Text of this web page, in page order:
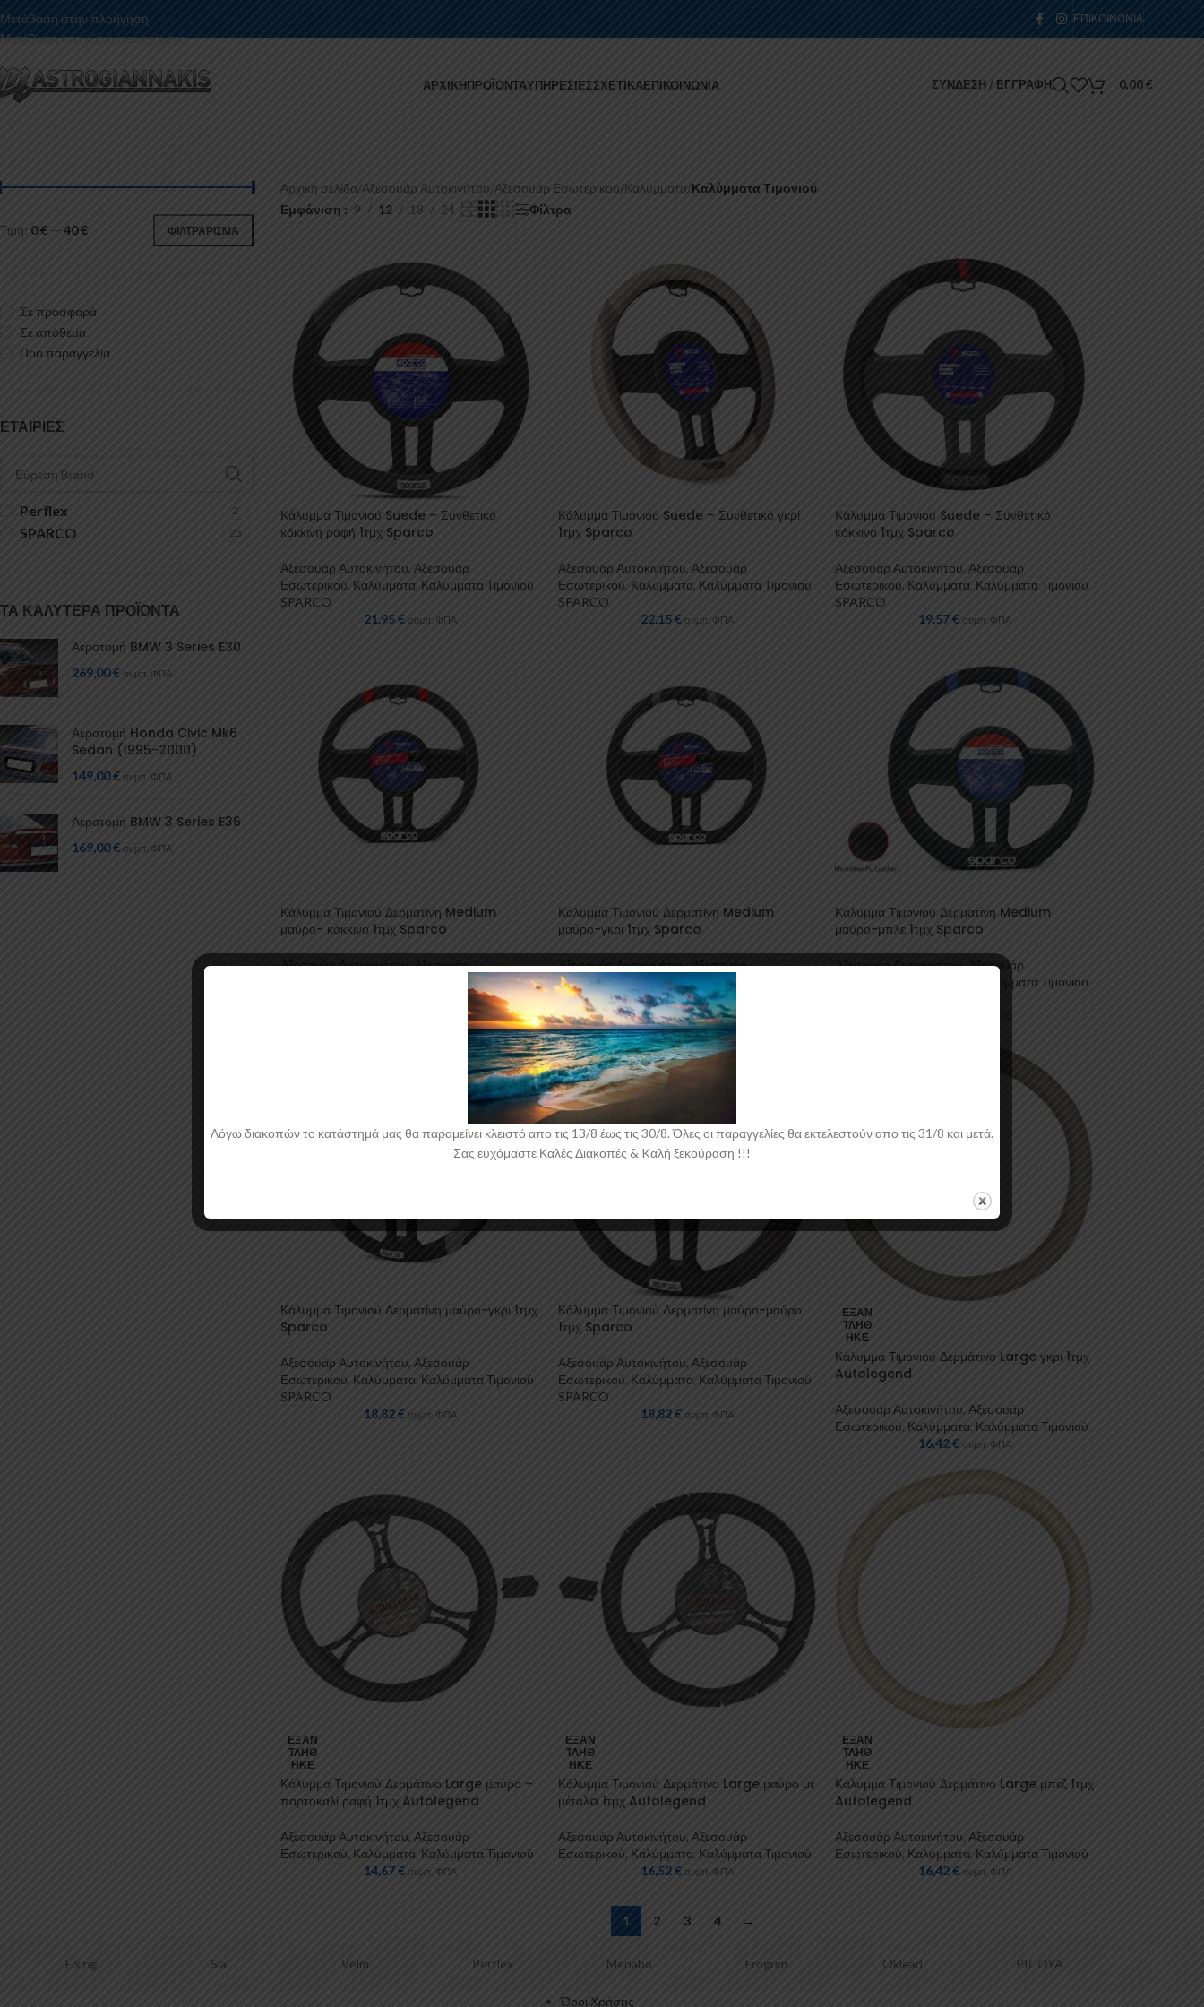
Μετάβαση στην πλοήγηση
Μετάβαση στο κύριο περιεχόμενο
ΕΠΙΚΟΙΝΩΝΊΑ
ΑΡΧΙΚΉΠΡΟΪΌΝΤΑΥΠΗΡΕΣΊΕΣΣΧΕΤΙΚΆΕΠΙΚΟΙΝΩΝΊΑ ΣΎΝΔΕΣΗ / ΕΓΓΡΑΦΉ 0,00€
ΦΙΛΤΡΆΡΙΣΜΑ
Τιμή: 0 € — 40 €
Σε προσφορά
Σε απόθεμα
Προ παραγγελία
ΕΤΑΙΡΊΕΣ
Perflex 2
SPARCO 25
ΤΑ ΚΑΛΎΤΕΡΑ ΠΡΟΪΌΝΤΑ
Αεροτομή BMW 3 Series E30
269,00€ συμπ. ΦΠΑ
Αεροτομή Honda Civic Mk6
Sedan (1995-2000)
149,00€ συμπ. ΦΠΑ
Αεροτομή BMW 3 Series E36
169,00€ συμπ. ΦΠΑ
Αρχική σελίδα/Αξεσουάρ Αυτοκινήτου/Αξεσουάρ Εσωτερικού/Καλύμματα/Καλύμματα Τιμονιού
Εμφάνιση
9 12 18 24 Φίλτρα
Κάλυμμα Τιμονιού Suede – Συνθετικό
κόκκινη ραφή 1τμχ Sparco
Αξεσουάρ Αυτοκινήτου, Αξεσουάρ
Εσωτερικού, Καλύμματα, Καλύμματα Τιμονιού
SPARCO
21,95€ συμπ. ΦΠΑ
Κάλυμμα Τιμονιού Suede – Συνθετικό γκρί
1τμχ Sparco
Αξεσουάρ Αυτοκινήτου, Αξεσουάρ
Εσωτερικού, Καλύμματα, Καλύμματα Τιμονιού
SPARCO
22,15€ συμπ. ΦΠΑ
Κάλυμμα Τιμονιού Suede – Συνθετικό
κόκκινο 1τμχ Sparco
Αξεσουάρ Αυτοκινήτου, Αξεσουάρ
Εσωτερικού, Καλύμματα Καλύμματα Τιμονιού
SPARCO
19,57€ συμπ. ΦΠΑ
Κάλυμμα Τιμονιού Δερματίνη Medium
μαύρο- κόκκινο 1τμχ Sparco
Αξεσουάρ Αυτοκινήτου,Αξεσουάρ
Καλύμματα Τιμονιού
Κάλυμμα Τιμονιού Δερματίνη Medium
μαύρο-γκρι 1τμχ Sparco
Αξεσουάρ Αυτοκινήτου,Αξεσουάρ
Εσωτερικού,Καλύμματα,Καλύμματα Τιμονιού
SPARCO
18,82€ συμπ. ΦΠΑ
Κάλυμμα Τιμονιού Δερματίνη Medium
μαύρο-μπλε 1τμχ Sparco
Αξεσουάρ Αυτοκινήτου,Αξεσουάρ
Καλύμματα Τιμονιού
Κάλυμμα Τιμονιού Δερματίνη μαύρο-γκρι 1τμχ
Sparco
Αξεσουάρ Αυτοκινήτου, Αξεσουάρ
Εσωτερικού, Καλύμματα, Καλύμματα Τιμονιού
SPARCO
18,82€ συμπ. ΦΠΑ
Κάλυμμα Τιμονιού Δερματίνη μαύρο-μαύρο
1τμχ Sparco
Αξεσουάρ Αυτοκινήτου, Αξεσουάρ
Εσωτερικού, Καλύμματα, Καλύμματα Τιμονιού
SPARCO
18,82€ συμπ. ΦΠΑ
ΕΞΑΝ
ΤΛΉΘ
ΗΚΕ
Κάλυμμα Τιμονιού Δερμάτινο Large γκρι 1τμχ
Autolegend
Αξεσουάρ Αυτοκινήτου, Αξεσουάρ
Εσωτερικού, Καλύμματα Καλύμματα Τιμονιού
16,42€ συμπ. ΦΠΑ
ΕΞΑΝ
ΤΛΉΘ
ΗΚΕ
Κάλυμμα Τιμονιού Δερμάτινο Large μαύρο –
πορτοκαλί ραφή 1τμχ Autolegend
Αξεσουάρ Αυτοκινήτου Αξεσουάρ
Εσωτερικού, Καλύμματα, Καλύμματα Τιμονιού
14,67€ συμπ. ΦΠΑ
ΕΞΑΝ
ΤΛΉΘ
ΗΚΕ
Κάλυμμα Τιμονιού Δερμάτινο Large μαύρο με
μέταλo 1τμχ Autolegend
Αξεσουάρ Αυτοκινήτου Αξεσουάρ
Εσωτερικού, Καλύμματα, Καλύμματα Τιμονιού
16,52€ συμπ. ΦΠΑ
ΕΞΑΝ
ΤΛΉΘ
ΗΚΕ
Κάλυμμα Τιμονιού Δερμάτινο Large μπεζ 1τμχ
Autolegend
Αξεσουάρ Αυτοκινήτου Αξεσουάρ
Εσωτερικού Καλύμματα, Καλύμματα Τιμονιού
16,42€ συμπ. ΦΠΑ
1 2 3 4 →
Sia Velm Perflex Menabo Frogum Oklead PICOYA LaPrealpina
Όροι Χρήσης
Λόγω διακοπών το κατάστημά μας θα παραμείνει κλειστό απο τις 13/8 έως τις 30/8. Όλες οι παραγγελίες θα εκτελεστούν απο τις 31/8 και μετά.
Σας ευχόμαστε Καλές Διακοπές & Kαλή ξεκούραση !!!